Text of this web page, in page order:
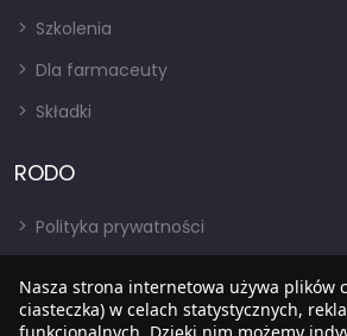
Szkolenia
Dla farmaceuty
Składki
RODO
Polityka prywatności
RODO
Nasza strona internetowa używa plików
ciasteczka) w celach statystycznych,